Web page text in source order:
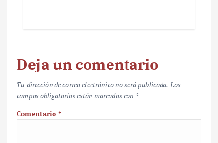
Deja un comentario
Tu dirección de correo electrónico no será publicada. Los
campos obligatorios están marcados con *
Comentario *